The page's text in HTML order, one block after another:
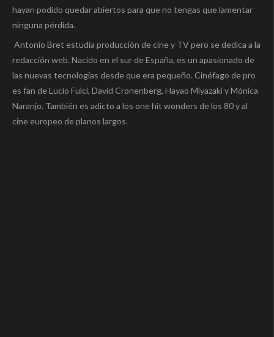
hayan podido quedar abiertos para que no tengas que lamentar
ninguna pérdida.
Antonio Bret estudia producción de cine y TV pero se dedica a la
redacción web. Nacido en el sur de España, es un apasionado de
las nuevas tecnologías desde que era pequeño. Cinéfago de pro
es fan de Lucio Fulci, David Cronenberg, Hayao Miyazaki y Mónica
Naranjo. También es adicto a los one hit wonders de los 80 y al
cine europeo de planos largos.